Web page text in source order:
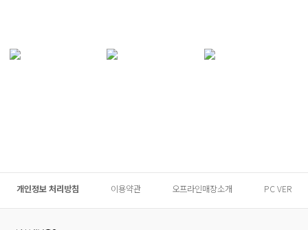
개인정보 처리방침 이용약관 오프라인매장소개 PC VER